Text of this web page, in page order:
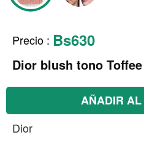
Precio : Bs630
Dior blush tono Toffee
AÑADIR
Dior